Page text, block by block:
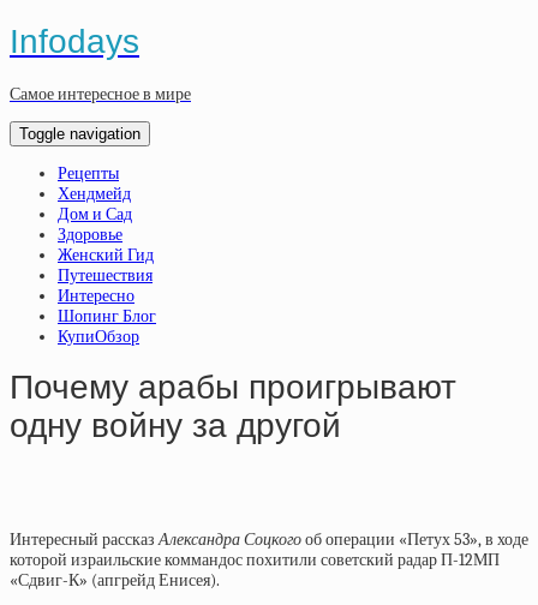
Infodays
Самое интересное в мире
Toggle navigation
Рецепты
Хендмейд
Дом и Сад
Здоровье
Женский Гид
Путешествия
Интересно
Шопинг Блог
КупиОбзор
Почему арабы проигрывают
одну войну за другой
Интересный рассказАлександра Соцкогооб операции «Петух 53», в ходе
которой израильские коммандос похитили советский радар П-12МП
«Сдвиг-К» (апгрейд Енисея).